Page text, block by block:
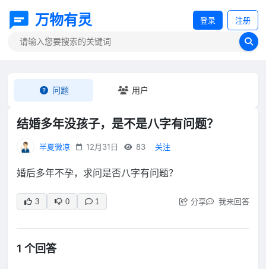
万物有灵 登录 注册
问题 用户
结婚多年没孩子，是不是八字有问题？
半夏微凉 12月31日 83 关注
婚后多年不孕，求问是否八字有问题？
3 0 1 分享 我来回答
1 个回答